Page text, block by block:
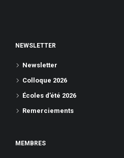
NEWSLETTER
Newsletter
Colloque 2026
Écoles d’été 2026
Remerciements
MEMBRES